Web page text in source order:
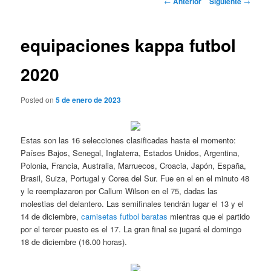
equipaciones kappa futbol
2020
Posted on5 de enero de 2023
Estas son las 16 selecciones clasificadas hasta el momento:
Países Bajos, Senegal, Inglaterra, Estados Unidos, Argentina,
Polonia, Francia, Australia, Marruecos, Croacia, Japón, España,
Brasil, Suiza, Portugal y Corea del Sur. Fue en el en el minuto 48
y le reemplazaron por Callum Wilson en el 75, dadas las
molestias del delantero. Las semifinales tendrán lugar el 13 y el
14 de diciembre,camisetas futbol baratas mientras que el partido
por el tercer puesto es el 17. La gran final se jugará el domingo
18 de diciembre (16.00 horas).